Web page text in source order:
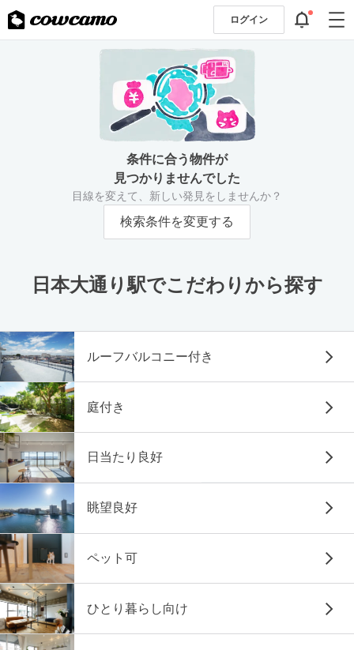
ログイン
条件に合う物件が
見つかりませんでした
目線を変えて、新しい発見をしませんか？
検索条件を変更する
日本大通り駅でこだわりから探す
ルーフバルコニー付き
庭付き
日当たり良好
眺望良好
ペット可
ひとり暮らし向け